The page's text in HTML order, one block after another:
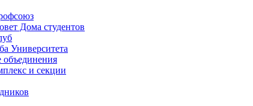
Дома студентов
Университета
объединения
и секции